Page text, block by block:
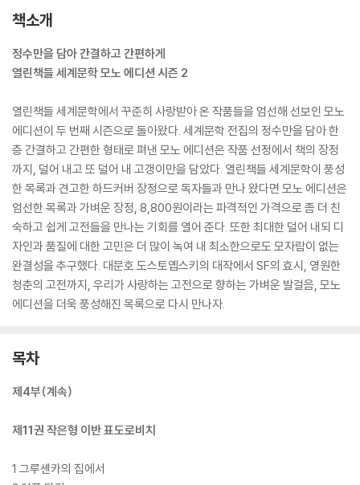
책소개
정수만을 담아 간결하고 간편하게
열린책들 세계문학 모노 에디션 시즌 2
열린책들 세계문학에서 꾸준히 사랑받아 온 작품들을 엄선해 선보인 모노
에디션이 두 번째 시즌으로 돌아왔다. 세계문학 전집의 정수만을 담아 한
층 간결하고 간편한 형태로 펴낸 모노 에디션은 작품 선정에서 책의 장정
까지, 덜어 내고 또 덜어 내 고갱이만을 담았다. 열린책들 세계문학이 풍성
한 목록과 견고한 하드커버 장정으로 독자들과 만나 왔다면 모노 에디션은
엄선한 목록과 가벼운 장정, 8,800원이라는 파격적인 가격으로 좀 더 친
숙하고 쉽게 고전들을 만나는 기회를 열어 준다. 또한 최대한 덜어 내되 디
자인과 품질에 대한 고민은 더 많이 녹여 내 최소한으로도 모자람이 없는
완결성을 추구했다. 대문호 도스토옙스키의 대작에서 SF의 효시, 영원한
청춘의 고전까지, 우리가 사랑하는 고전으로 향하는 가벼운 발걸음, 모노
에디션을 더욱 풍성해진 목록으로 다시 만나자.
목차
제4부(계속)
제11권 작은형 이반 표도로비치
1 그루셴카의 집에서